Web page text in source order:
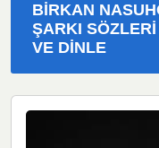
BIRKAN
ŞARKI
VE DINLE